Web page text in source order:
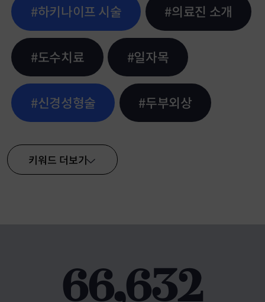
#하키나이프 시술 #의료진 소개
#도수치료 #일자목
#신경성형술 #두부외상
키워드
누적 환자수 및 치료 실적
66,632